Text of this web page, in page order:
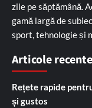
zile pe săptămână.
gamă largă de
sport, tehnologie și
Articole recente
Rețete rapide
și gustos